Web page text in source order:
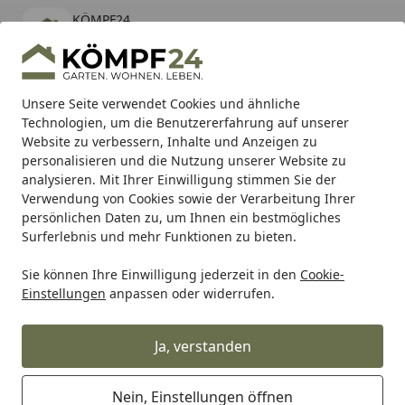
Unsere Seite verwendet Cookies und ähnliche
Technologien, um die Benutzererfahrung auf unserer
Website zu verbessern, Inhalte und Anzeigen zu
personalisieren und die Nutzung unserer Website zu
analysieren. Mit Ihrer Einwilligung stimmen Sie der
Verwendung von Cookies sowie der Verarbeitung Ihrer
persönlichen Daten zu, um Ihnen ein bestmögliches
Surferlebnis und mehr Funktionen zu bieten.
Sie können Ihre Einwilligung jederzeit in den Cookie-
Einstellungen anpassen oder widerrufen.
Ja, verstanden
Nein, Einstellungen öffnen
KÖMPF24
kostenlos - Im App Store
Hotline
Alle Produkte
Mein Konto
Suchen
Karibu Pools inkl. gratis Sandfilteranlage & Pool-
Starterset (Gesamtwert bis 468,99€)
Startseite
Alles für den Garten Husqvarna Motorsäge 585 24"
Husqvarna Motorsäge 585 24"